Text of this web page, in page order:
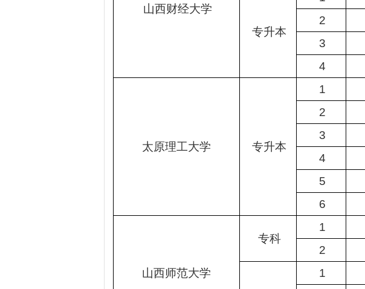
山西财经大学
专升本
2
3
4
太原理工大学 专升本
1
2
3
4
5
6
山西师范大学
专科
1
2
1